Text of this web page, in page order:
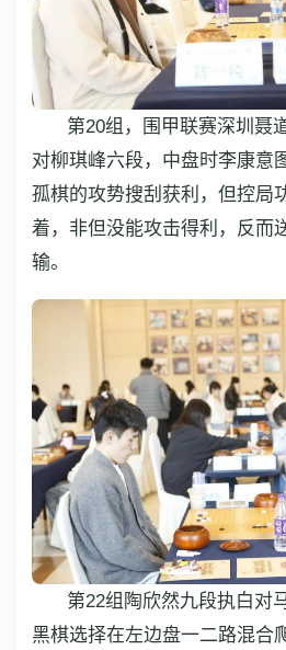
第20组，围甲联赛深圳聂
对柳琪峰六段，中盘时李康意
孤棋的攻势搜刮获利，但控局
着，非但没能攻击得利，反而
输。
第22组陶欣然九段执白对
黑棋选择在左边盘一二路混合